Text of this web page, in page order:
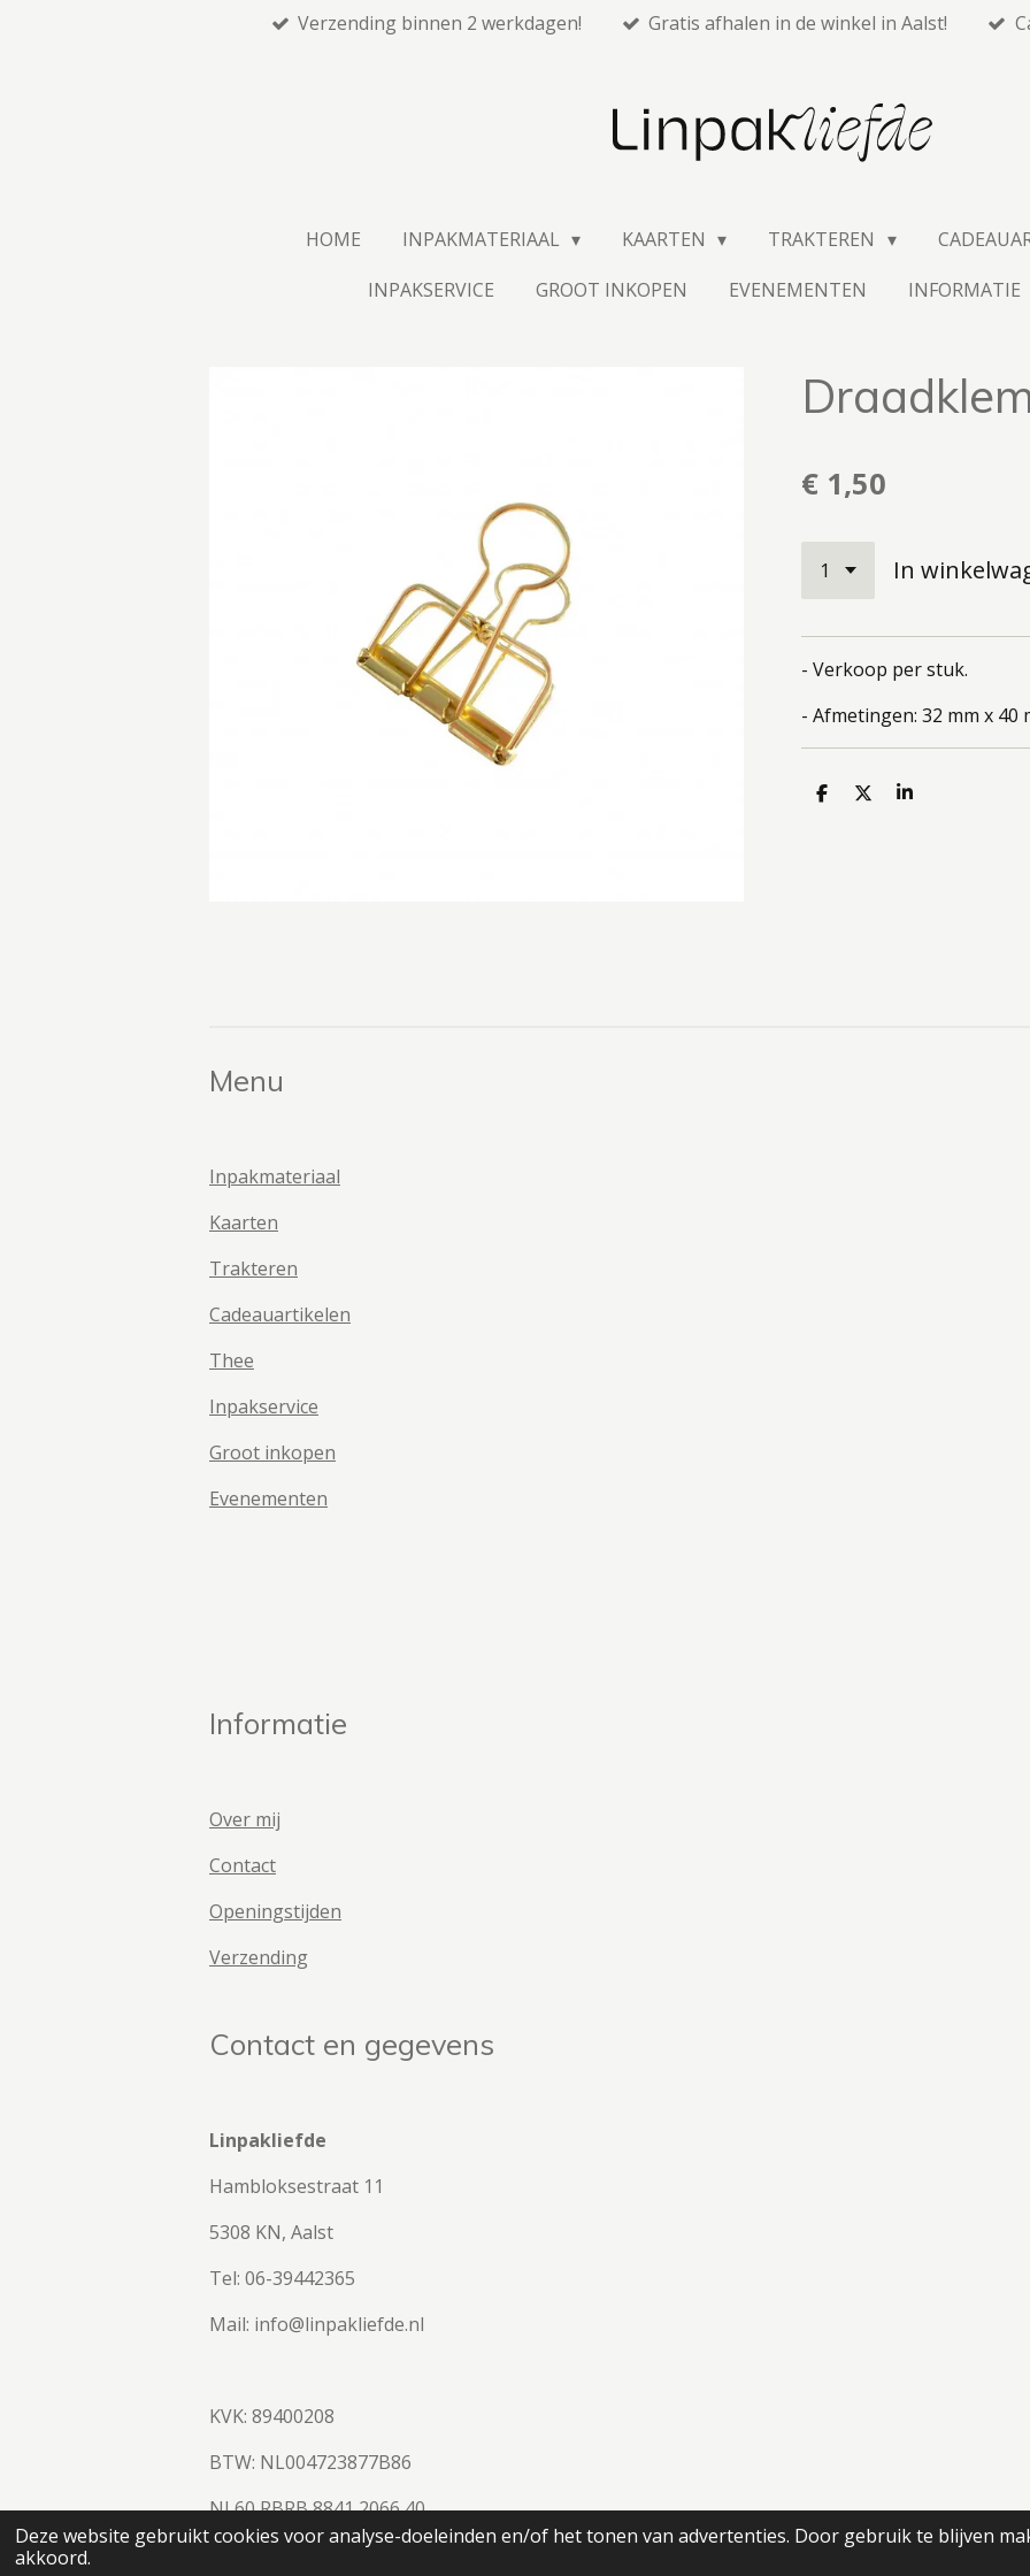
Deze website gebruikt cookies voor analyse-doeleinden en/of het tonen van advertenties. Door gebruik te blijven
akkoord.
Verzending binnen 2 werkdagen! Gratis afhalen in de winkel in Aalst!
HOME INPAKMATERIAAL KAARTEN TRAKTEREN
INPAKSERVICE
GROOT INKOPEN EVENEMENTEN INFORMATIE
€ 1,50
In
- Verkoop per stuk.
- Afmetingen: 32 mm x 40
D
D
S
Menu
Inpakmateriaal
Kaarten
Trakteren
Cadeauartikelen
Thee
Inpakservice
Groot inkopen
Evenementen
Informatie
Over mij
Contact
Openingstijden
Verzending
Contact en gegevens
Linpakliefde
Hambloksestraat 11
5308 KN, Aalst
Tel: 06-39442365
Mail: info@linpakliefde.nl
KVK: 89400208
BTW: NL004723877B86
NL60 RBRB 8841 2066 40
© 2023 - 2026 Linpakliefde